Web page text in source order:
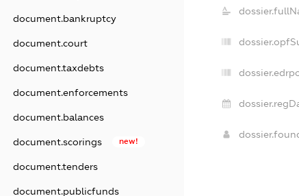
document.bankruptcy
document.court
document.taxdebts
document.enforcements
document.balances
document.scorings new!
document.tenders
document.publicfunds